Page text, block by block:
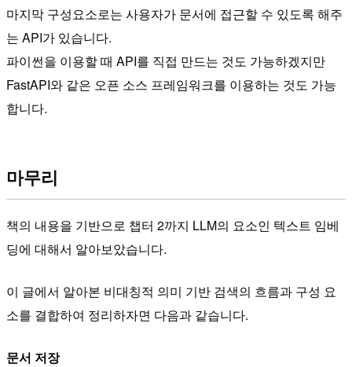
마지막 구성요소로는 사용자가 문서에 접근할 수 있도록 해주
는 API가 있습니다.
파이썬을 이용할 때 API를 직접 만드는 것도 가능하겠지만
FastAPI와 같은 오픈 소스 프레임워크를 이용하는 것도 가능
합니다.
마무리
책의 내용을 기반으로 챕터 2까지 LLM의 요소인 텍스트 임베
딩에 대해서 알아보았습니다.
이 글에서 알아본 비대칭적 의미 기반 검색의 흐름과 구성 요
소를 결합하여 정리하자면 다음과 같습니다.
문서 저장